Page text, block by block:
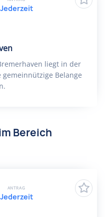
liegt in der
Belange
Jederzeit
Bereich
ANTRAG
Jederzeit